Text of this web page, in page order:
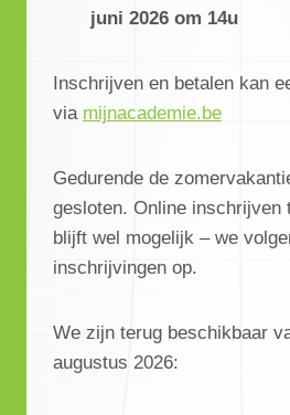
juni 2026 om 14u
Inschrijven en betalen kan
via mijnacademie.be
Gedurende de
gesloten. Online inschrijven
blijft wel mogelijk – we
inschrijvingen op.
We zijn terug beschikbaar
augustus 2026: